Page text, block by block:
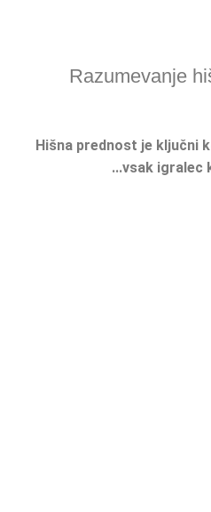
Razumevanje
Hišna prednost je ključni
vsak igralec